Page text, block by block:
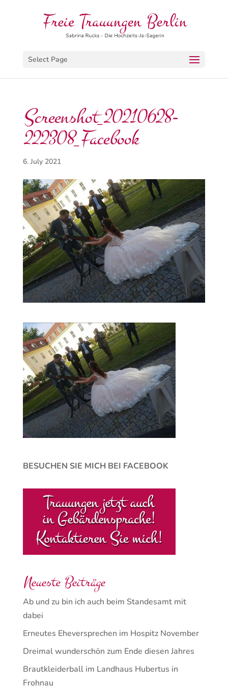
Select Page
Screenshot_20210628-
222308_Facebook
6. July 2021
BESUCHEN SIE MICH BEI FACEBOOK
Neueste Beiträge
Ab und zu bin ich auch beim Standesamt mit
dabei
Erneutes Eheversprechen im Hospitz November
Dreimal wunderschön zum Ende diesen Jahres
Brautkleiderball im Landhaus Hubertus in
Frohnau